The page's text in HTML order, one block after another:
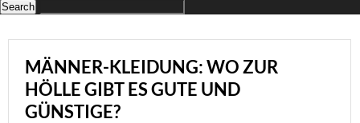
MÄNNER-KLEIDUNG: WO ZUR
HÖLLE GIBT ES GUTE UND
GÜNSTIGE?